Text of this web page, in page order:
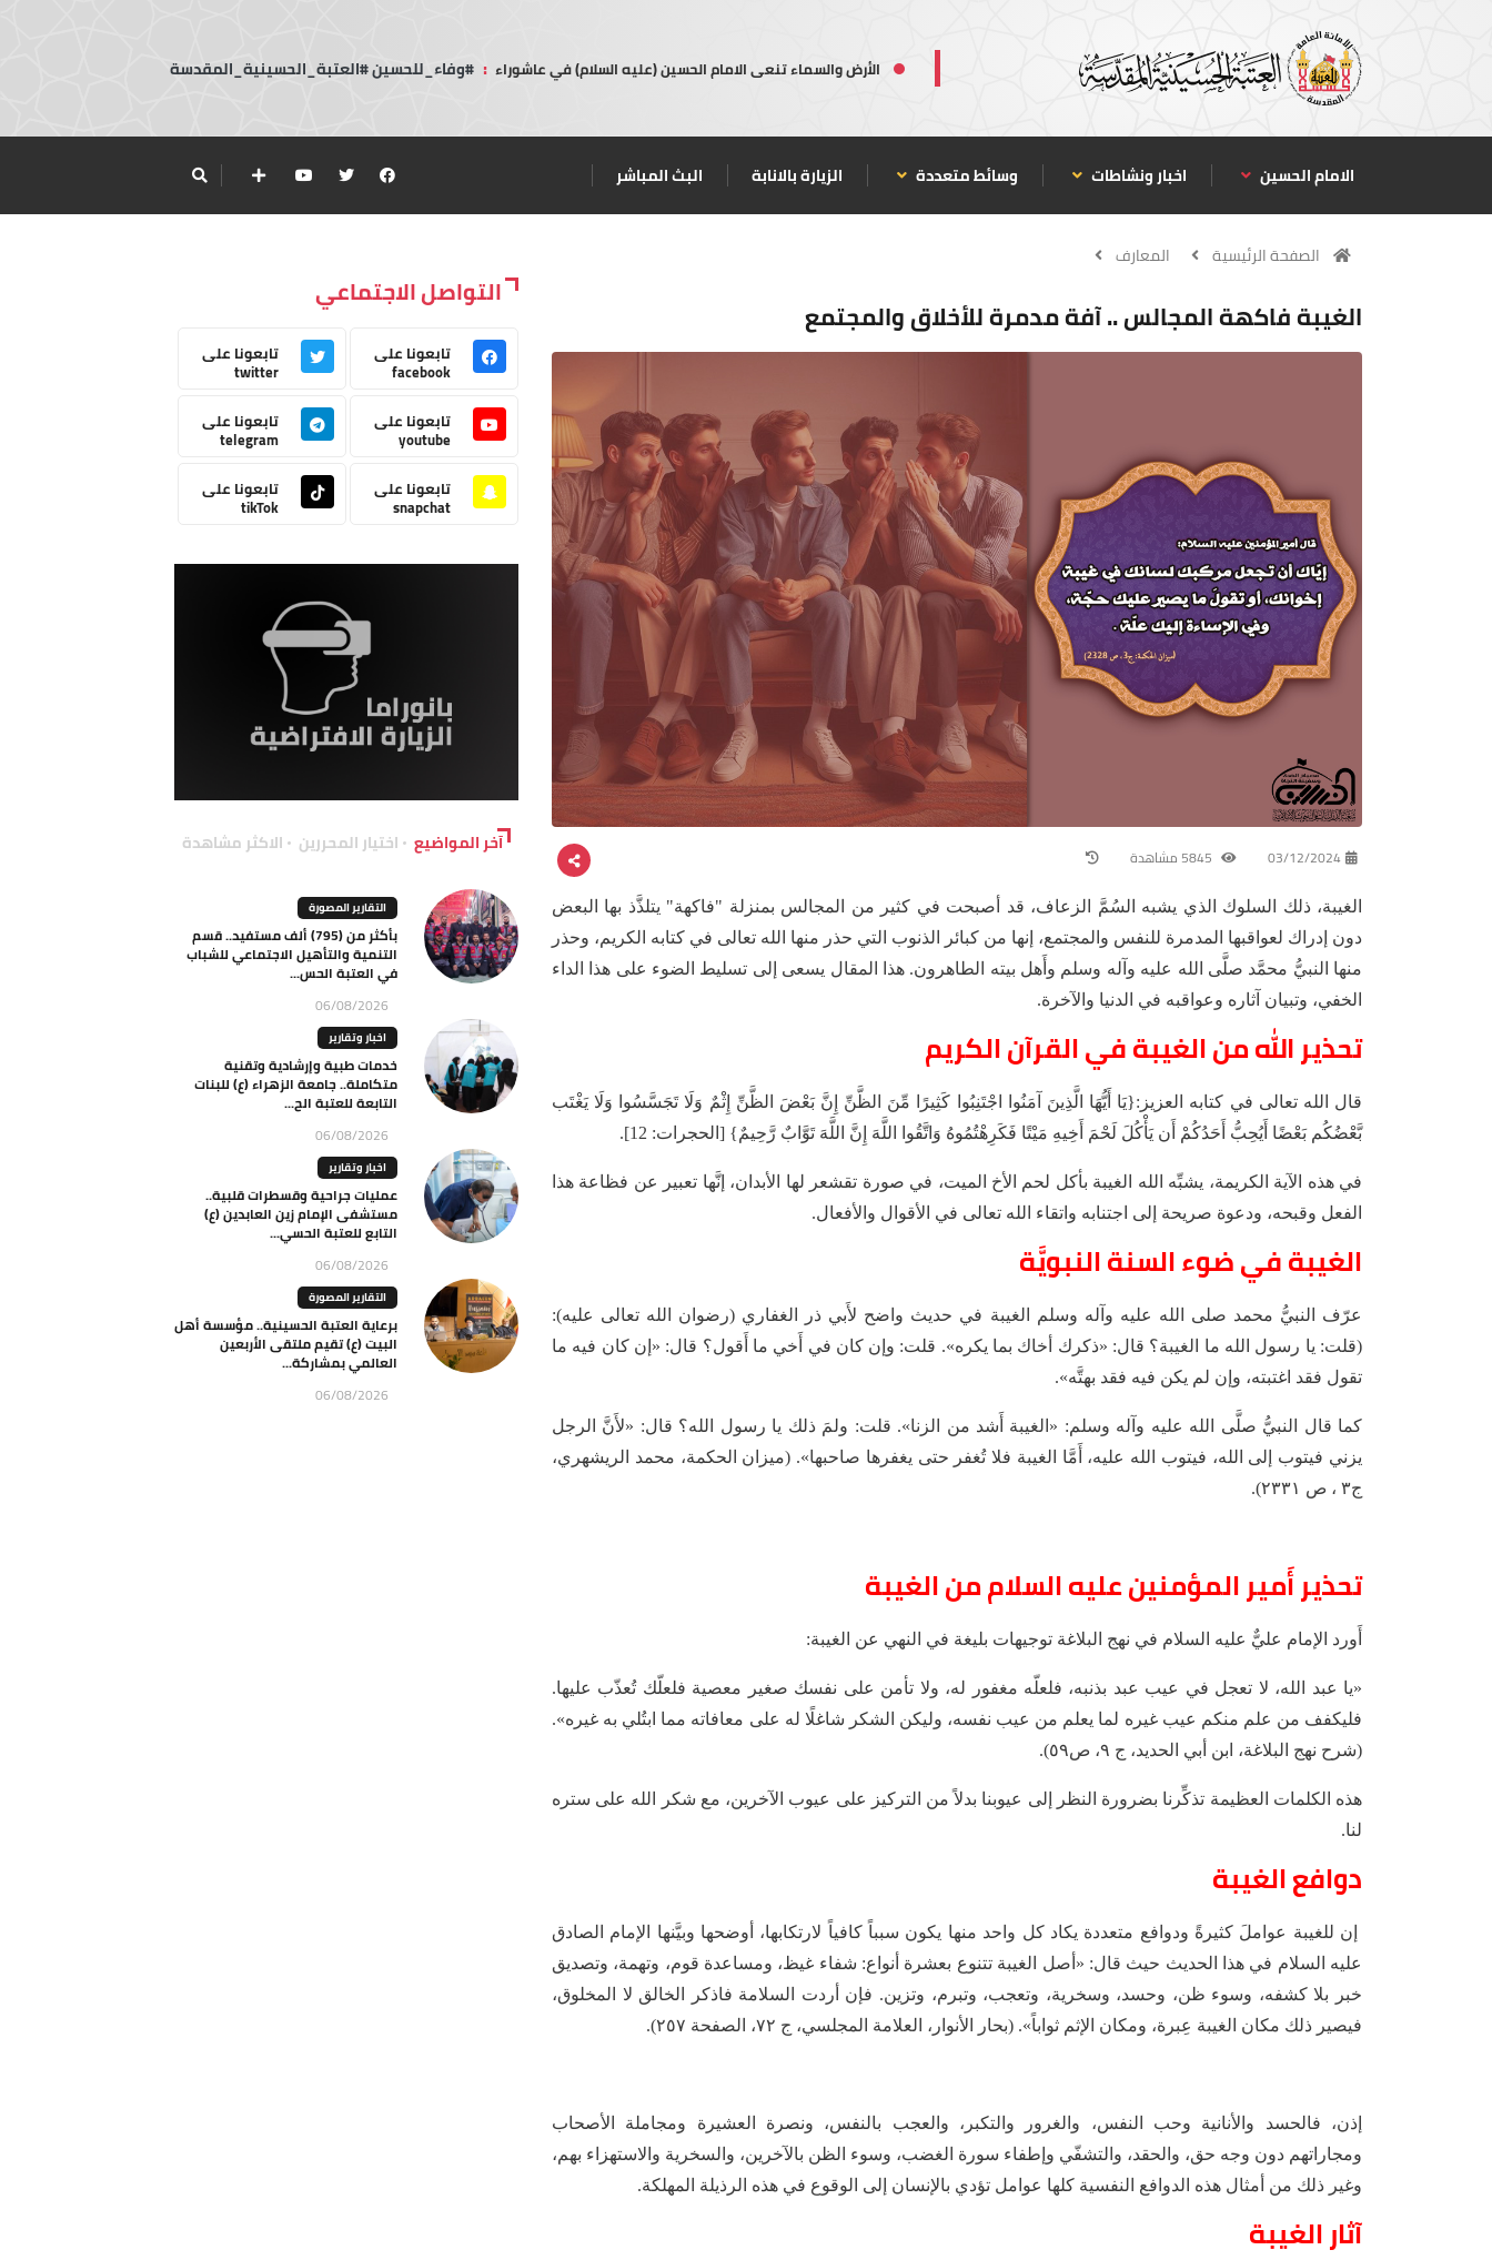
الأرض والسماء تنعى الامام الحسين (عليه السلام) في عاشوراء : #وفاء_للحسين #العتبة_الحسينية_المقدسة
الامام الحسين اخبار ونشاطات وسائط متعددة الزيارة بالانابة البث المباشر
الصفحة الرئيسية المعارف
الغيبة فاكهة المجالس .. آفة مدمرة للأخلاق والمجتمع
03/12/2024
الغيبة، ذلك السلوك الذي يشبه السُمَّ الزعاف، قد أصبحت في كثير من المجالس بمنزلة "فاكهة" يتلذَّذ بها البعض
دون إدراك لعواقبها المدمرة للنفس والمجتمع، إنها من كبائر الذنوب التي حذر منها الله تعالى في كتابه الكريم، وحذر
منها النبيُّ محمَّد صلَّى الله عليه وآله وسلم وأَهل بيته الطاهرون. هذا المقال يسعى إلى تسليط الضوء على هذا الداء
الخفي، وتبيان آثاره وعواقبه في الدنيا والآخرة.
تحذير الله من الغيبة في القرآن الكريم
قال الله تعالى في كتابه العزيز:{يَا أَيُّهَا الَّذِينَ آمَنُوا اجْتَنِبُوا كَثِيرًا مِّنَ الظَّنِّ إِنَّ بَعْضَ الظَّنِّ إِثْمٌ وَلَا تَجَسَّسُوا وَلَا يَغْتَب
بَّعْضُكُم بَعْضًا أَيُحِبُّ أَحَدُكُمْ أَن يَأْكُلَ لَحْمَ أَخِيهِ مَيْتًا فَكَرِهْتُمُوهُ وَاتَّقُوا اللَّهَ إِنَّ اللَّهَ تَوَّابٌ رَّحِيمٌ} [الحجرات: 12].
في هذه الآية الكريمة، يشبِّه الله الغيبة بأكل لحم الأخ الميت، في صورة تقشعر لها الأبدان، إنَّها تعبير عن فظاعة هذا
الفعل وقبحه، ودعوة صريحة إلى اجتنابه واتقاء الله تعالى في الأقوال والأفعال.
الغيبة في ضوء السنة النبويَّة
عرّف النبيُّ محمد صلى الله عليه وآله وسلم الغيبة في حديث واضح لأَبي ذر الغفاري (رضوان الله تعالى عليه):
(قلت: يا رسول الله ما الغيبة؟ قال: «ذكرك أخاك بما يكره». قلت: وإن كان في أَخي ما أَقول؟ قال: «إن كان فيه ما
تقول فقد اغتبته، وإن لم يكن فيه فقد بهتَّه».
كما قال النبيُّ صلَّى الله عليه وآله وسلم: «الغيبة أَشد من الزنا». قلت: ولمَ ذلك يا رسول الله؟ قال: «لأَنَّ الرجل
يزني فيتوب إلى الله، فيتوب الله عليه، أَمَّا الغيبة فلا تُغفر حتى يغفرها صاحبها». (ميزان الحكمة، محمد الريشهري،
ج٣ ، ص ٢٣٣١).
تحذير أَمير المؤمنين عليه السلام من الغيبة
أَورد الإمام عليٌّ عليه السلام في نهج البلاغة توجيهات بليغة في النهي عن الغيبة:
«يا عبد الله، لا تعجل في عيب عبد بذنبه، فلعلّه مغفور له، ولا تأمن على نفسك صغير معصية فلعلّك تُعذّب عليها.
فليكفف من علم منكم عيب غيره لما يعلم من عيب نفسه، وليكن الشكر شاغلًا له على معافاته مما ابتُلي به غيره».
(شرح نهج البلاغة، ابن أبي الحديد، ج ٩، ص٥٩).
هذه الكلمات العظيمة تذكِّرنا بضرورة النظر إلى عيوبنا بدلاً من التركيز على عيوب الآخرين، مع شكر الله على ستره
لنا.
دوافع الغيبة
إن للغيبة عواملَ كثيرةً ودوافع متعددة يكاد كل واحد منها يكون سبباً كافياً لارتكابها، أوضحها وبيَّنها الإمام الصادق
عليه السلام في هذا الحديث حيث قال: «أصل الغيبة تتنوع بعشرة أنواع: شفاء غيظ، ومساعدة قوم، وتهمة، وتصديق
خبر بلا كشفه، وسوء ظن، وحسد، وسخرية، وتعجب، وتبرم، وتزين. فإن أردت السلامة فاذكر الخالق لا المخلوق،
فيصير ذلك مكان الغيبة عِبرة، ومكان الإثم ثواباً». (بحار الأنوار، العلامة المجلسي، ج ٧٢، الصفحة ٢٥٧).
إذن، فالحسد والأنانية وحب النفس، والغرور والتكبر، والعجب بالنفس، ونصرة العشيرة ومجاملة الأصحاب
ومجاراتهم دون وجه حق، والحقد، والتشفّي وإطفاء سورة الغضب، وسوء الظن بالآخرين، والسخرية والاستهزاء بهم،
وغير ذلك من أمثال هذه الدوافع النفسية كلها عوامل تؤدي بالإنسان إلى الوقوع في هذه الرذيلة المهلكة.
آثار الغيبة
التواصل الاجتماعي
تابعونا على
facebook
تابعونا على
twitter
تابعونا على
youtube
تابعونا على
telegram
تابعونا على
snapchat
تابعونا على
tikTok
آخر المواضيع اختيار المحررين الاكثر مشاهدة
التقارير المصورة
بأكثر من (795) ألف مستفيد.. قسم
التنمية والتأهيل الاجتماعي للشباب
في العتبة الحس...
06/08/2026
اخبار وتقارير
خدمات طبية وإرشادية وتقنية
متكاملة.. جامعة الزهراء (ع) للبنات
التابعة للعتبة الح...
06/08/2026
اخبار وتقارير
عمليات جراحية وقسطرات قلبية..
مستشفى الإمام زين العابدين (ع)
التابع للعتبة الحسي...
06/08/2026
التقارير المصورة
برعاية العتبة الحسينية.. مؤسسة أهل
البيت (ع) تقيم ملتقى الأربعين
العالمي بمشاركة...
06/08/2026